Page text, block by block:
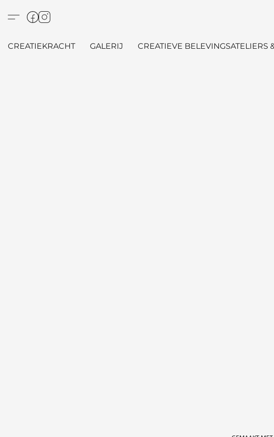
CREATIEKRACHT GALERIJ CREATIEVE BELEVINGSATELIERS